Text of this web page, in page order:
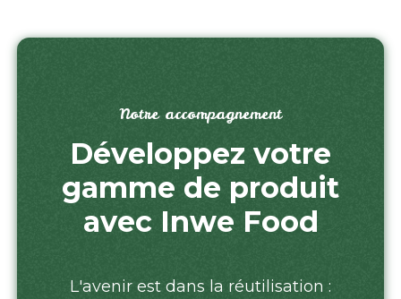
Notre accompagnement
Développez votre
gamme de produit
avec Inwe Food
L'avenir est dans la réutilisation :